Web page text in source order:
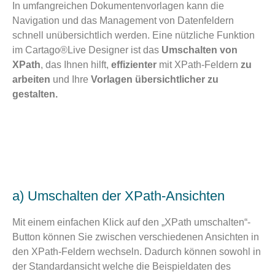
In umfangreichen Dokumentenvorlagen kann die
Navigation und das Management von Datenfeldern
schnell unübersichtlich werden. Eine nützliche Funktion
im Cartago®Live Designer ist das Umschalten von
XPath, das Ihnen hilft, effizienter mit XPath-Feldern zu
arbeiten und Ihre Vorlagen übersichtlicher zu
gestalten.
a) Umschalten der XPath-Ansichten
Mit einem einfachen Klick auf den „XPath umschalten“-
Button können Sie zwischen verschiedenen Ansichten in
den XPath-Feldern wechseln. Dadurch können sowohl in
der Standardansicht welche die Beispieldaten des